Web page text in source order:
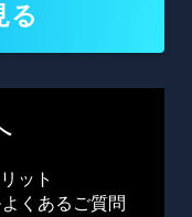
る
ット
よくあるご質問